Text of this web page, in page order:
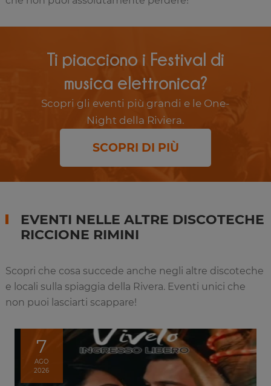
Ti piacciono i Festival di
musica elettronica?
Scopri gli eventi più grandi e le One-
Night della Riviera.
SCOPRI DI PIÙ
EVENTI NELLE ALTRE DISCOTECHE
RICCIONE RIMINI
Scopri che cosa succede anche negli altre discoteche
e locali sulla spiaggia della Rivera. Eventi unici che
non puoi lasciarti scappare!
7
AGO
2026